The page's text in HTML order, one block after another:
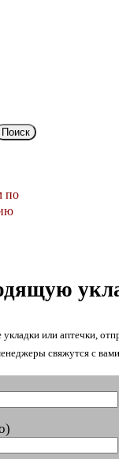
Поиск
по
или аптечки,
свяжутся с